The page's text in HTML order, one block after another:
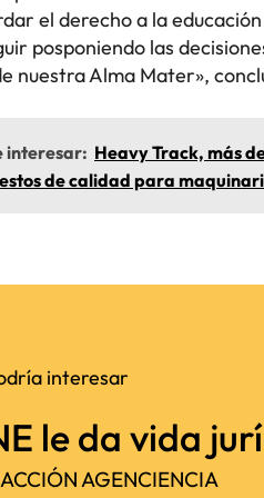
el derecho a la
posponiendo las
nuestra Alma Mater»,
interesar: Heavy Track, más
de calidad para
interesar
le da vida
AGENCIENCIA